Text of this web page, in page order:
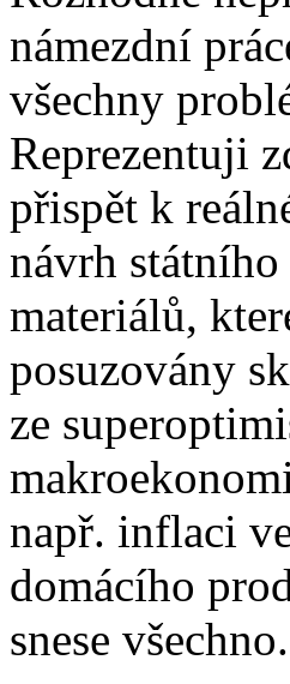
námezdní
všechny
Reprezentuji
přispět k
návrh
materiálů,
posuzovány
ze
např. inflaci
domácího
snese všechno.